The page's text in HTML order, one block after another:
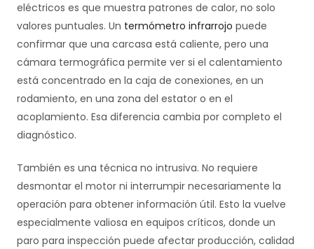
eléctricos es que muestra patrones de calor, no solo
valores puntuales. Un termómetro infrarrojo puede
confirmar que una carcasa está caliente, pero una
cámara termográfica permite ver si el calentamiento
está concentrado en la caja de conexiones, en un
rodamiento, en una zona del estator o en el
acoplamiento. Esa diferencia cambia por completo el
diagnóstico.
También es una técnica no intrusiva. No requiere
desmontar el motor ni interrumpir necesariamente la
operación para obtener información útil. Esto la vuelve
especialmente valiosa en equipos críticos, donde un
paro para inspección puede afectar producción, calidad